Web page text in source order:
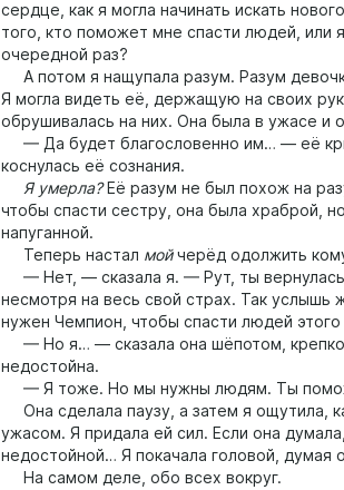
сердце, как я могла начинать искать
того, кто поможет мне спасти людей, или
очередной раз?
А потом я нащупала разум. Разум
Я могла видеть её, держащую на своих
обрушивалась на них. Она была в ужасе и
— Да будет благословенно им… — её
коснулась её сознания.
Я умерла?Её разум не был похож на
чтобы спасти сестру, она была храброй,
напуганной.
Теперь настал мойчерёд одолжить
— Нет, — сказала я. — Рут, ты
несмотря на весь свой страх. Так
нужен Чемпион, чтобы спасти людей этого
— Но я… — сказала она шёпотом,
недостойна.
— Я тоже. Но мы нужны людям. Ты
Она сделала паузу, а затем я ощутила,
ужасом. Я придала ей сил. Если она
недостойной… Я покачала головой, думая
На самом деле, обо всех вокруг.